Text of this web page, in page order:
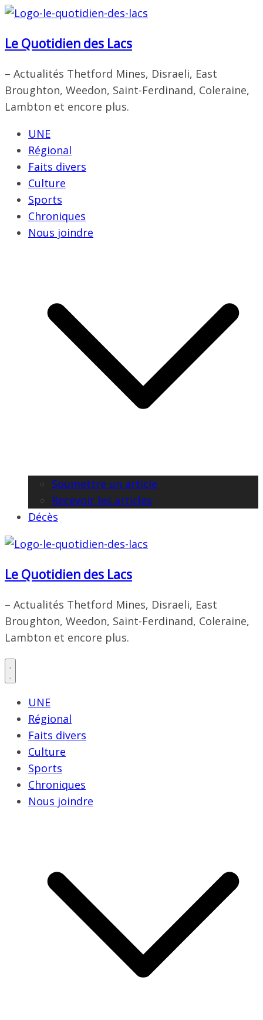
Passer
contenu
Le Quotidien des Lacs
– Actualités Thetford Mines, Disraeli, East
Broughton, Weedon, Saint-Ferdinand, Coleraine,
Lambton et encore plus.
UNE
Régional
Faits divers
Culture
Sports
Chroniques
Nous joindre
Soumettre un article
Recevoir les articles
Décès
Le Quotidien des Lacs
– Actualités Thetford Mines, Disraeli, East
Broughton, Weedon, Saint-Ferdinand, Coleraine,
Lambton et encore plus.
UNE
Régional
Faits divers
Culture
Sports
Chroniques
Nous joindre